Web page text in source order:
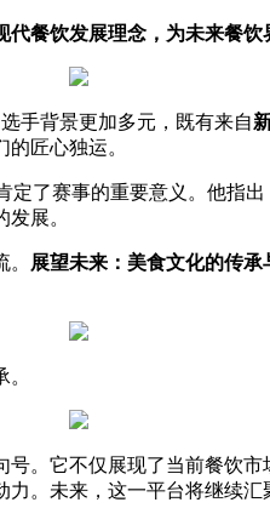
代餐饮发展理念 ，为未来餐
手背景更加多元，既有来自
匠心独运。
了赛事的重要意义。他指
展。
展望未来：美食文化的传承
。它不仅展现了当前餐饮市
。未来，这一平台将继续汇